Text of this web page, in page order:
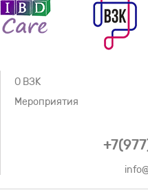
О ВЗК
Мероприятия